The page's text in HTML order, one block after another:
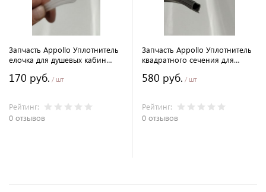
Запчасть Appollo Уплотнитель
елочка для душевых кабин
170 руб. / шт
Рейтинг:
0 отзывов
Запчасть Appollo Уплотнитель
квадратного сечения для
580 руб. / шт
Рейтинг:
0 отзывов